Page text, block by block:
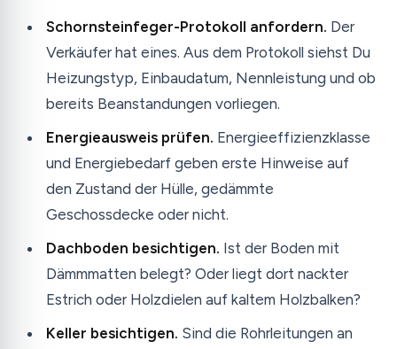
Schornsteinfeger-Protokoll anfordern. Der
Verkäufer hat eines. Aus dem Protokoll siehst Du
Heizungstyp, Einbaudatum, Nennleistung und ob
bereits Beanstandungen vorliegen.
Energieausweis prüfen. Energieeffizienzklasse
und Energiebedarf geben erste Hinweise auf
den Zustand der Hülle, gedämmte
Geschossdecke oder nicht.
Dachboden besichtigen. Ist der Boden mit
Dämmmatten belegt? Oder liegt dort nackter
Estrich oder Holzdielen auf kaltem Holzbalken?
Keller besichtigen. Sind die Rohrleitungen an